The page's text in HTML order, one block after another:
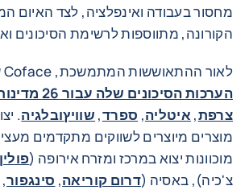
מחסור בעבודה ואינפלציה, לצד האיום
הקורונה, מתווספות לרשימת הסיכונים
לאור ההתאוששות המתמשכת, Coface שדרגה את
הערכות הסיכונים שלה עבור 26 מדינות
צרפת, איטליה, ספרד, שוויץובלגיה.
מוצרים מיוצרים לשווקים מתקדמים
מוכוונות יצוא במרכז ומזרח אירופה (פולין
צ'כיה), באסיה (דרום קוריאה, סינגפור,